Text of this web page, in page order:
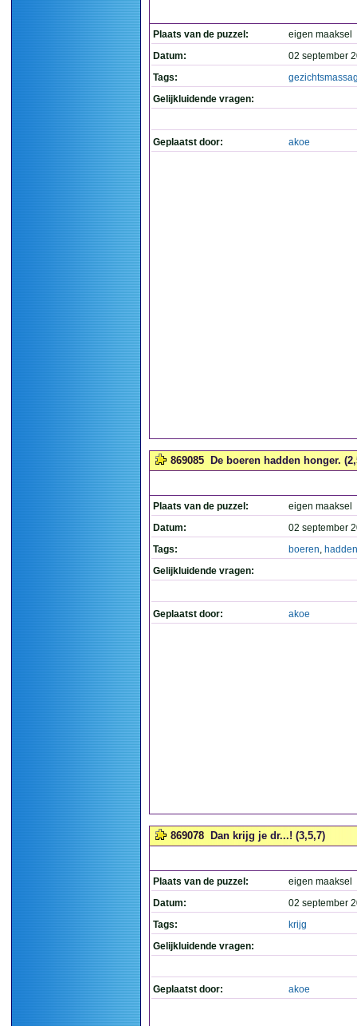
Plaats van de puzzel:
eigen maaksel
Datum:
02 september
Tags:
Gelijkluidende vragen:
Geplaatst door: akoe
869085 De boeren hadden honger.
Plaats van de puzzel:
eigen maaksel
Datum:
02 september
Tags:
boeren, hadden
Gelijkluidende vragen:
Geplaatst door: akoe
869078 Dan krijg je dr...! (3,5,7)
Plaats van de puzzel:
eigen maaksel
Datum:
02 september
Tags:
krijg
Gelijkluidende vragen:
Geplaatst door: akoe